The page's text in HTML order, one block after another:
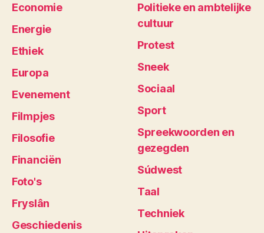
Economie
Energie
Ethiek
Europa
Evenement
Filmpjes
Filosofie
Financiën
Foto's
Fryslân
Geschiedenis
Politieke en ambtelijke
cultuur
Protest
Sneek
Sociaal
Sport
Spreekwoorden en
gezegden
Súdwest
Taal
Techniek